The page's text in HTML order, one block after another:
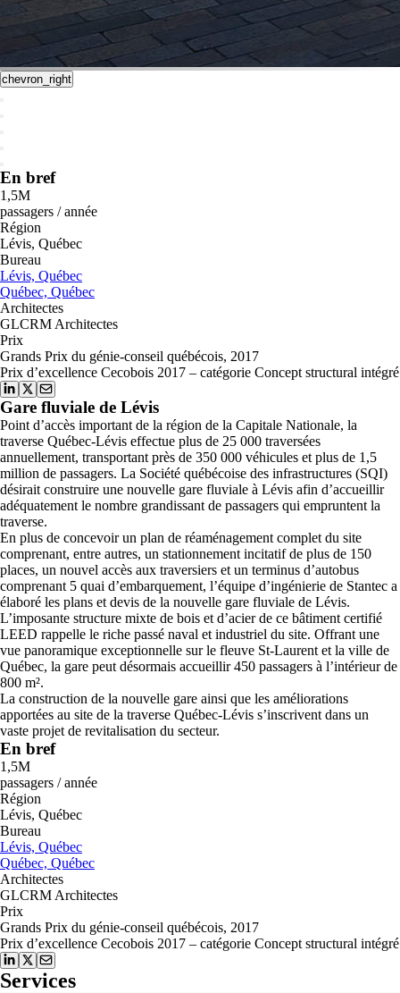
chevron_right
En bref
1,5M
passagers / année
Région
Lévis, Québec
Bureau
Lévis, Québec
Québec, Québec
Architectes
GLCRM Architectes
Prix
Grands Prix du génie-conseil québécois, 2017
Prix d’excellence Cecobois 2017 – catégorie Concept structural intégré
Gare fluviale de Lévis
Point d’accès important de la région de la Capitale Nationale, la
traverse Québec-Lévis effectue plus de 25 000 traversées
annuellement, transportant près de 350 000 véhicules et plus de 1,5
million de passagers. La Société québécoise des infrastructures (SQI)
désirait construire une nouvelle gare fluviale à Lévis afin d’accueillir
adéquatement le nombre grandissant de passagers qui empruntent la
traverse.
En plus de concevoir un plan de réaménagement complet du site
comprenant, entre autres, un stationnement incitatif de plus de 150
places, un nouvel accès aux traversiers et un terminus d’autobus
comprenant 5 quai d’embarquement, l’équipe d’ingénierie de Stantec a
élaboré les plans et devis de la nouvelle gare fluviale de Lévis.
L’imposante structure mixte de bois et d’acier de ce bâtiment certifié
LEED rappelle le riche passé naval et industriel du site. Offrant une
vue panoramique exceptionnelle sur le fleuve St-Laurent et la ville de
Québec, la gare peut désormais accueillir 450 passagers à l’intérieur de
800 m².
La construction de la nouvelle gare ainsi que les améliorations
apportées au site de la traverse Québec-Lévis s’inscrivent dans un
vaste projet de revitalisation du secteur.
En bref
1,5M
passagers / année
Région
Lévis, Québec
Bureau
Lévis, Québec
Québec, Québec
Architectes
GLCRM Architectes
Prix
Grands Prix du génie-conseil québécois, 2017
Prix d’excellence Cecobois 2017 – catégorie Concept structural intégré
Services